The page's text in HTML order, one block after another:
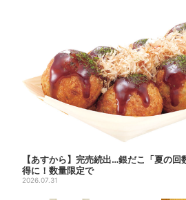
【あすから】完売続出…銀だこ「夏の回
得に！数量限定で
2026.07.31